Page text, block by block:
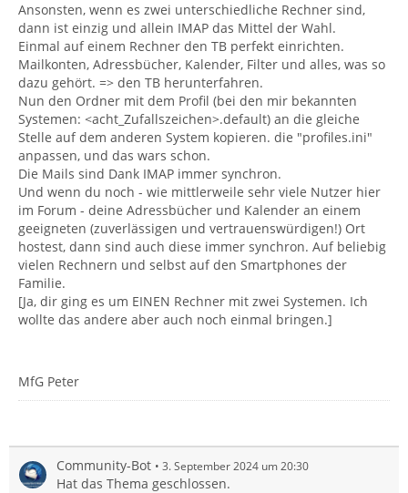
Ansonsten, wenn es zwei unterschiedliche Rechner sind,
dann ist einzig und allein IMAP das Mittel der Wahl.
Einmal auf einem Rechner den TB perfekt einrichten.
Mailkonten, Adressbücher, Kalender, Filter und alles, was so
dazu gehört. => den TB herunterfahren.
Nun den Ordner mit dem Profil (bei den mir bekannten
Systemen: <acht_Zufallszeichen>.default) an die gleiche
Stelle auf dem anderen System kopieren. die "profiles.ini"
anpassen, und das wars schon.
Die Mails sind Dank IMAP immer synchron.
Und wenn du noch - wie mittlerweile sehr viele Nutzer hier
im Forum - deine Adressbücher und Kalender an einem
geeigneten (zuverlässigen und vertrauenswürdigen!) Ort
hostest, dann sind auch diese immer synchron. Auf beliebig
vielen Rechnern und selbst auf den Smartphones der
Familie.
[Ja, dir ging es um EINEN Rechner mit zwei Systemen. Ich
wollte das andere aber auch noch einmal bringen.]
MfG Peter
Community-Bot 3. September 2024 um 20:30
Hat das Thema geschlossen.